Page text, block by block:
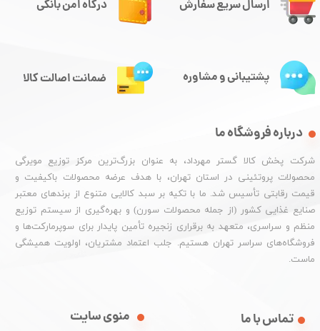
ارسال سریع سفارش
درباره فروشگاه ما
شرکت پخش کالا گستر مهرداد، به عنوان بزرگ‌ترین مرکز توزیع مویرگی
محصولات پروتئینی در استان تهران، با هدف عرضه محصولات باکیفیت و
قیمت رقابتی تأسیس شد. ما با تکیه بر سبد کالایی متنوع از برندهای معتبر
صنایع غذایی کشور (از جمله محصولات سورن) و بهره‌گیری از سیستم توزیع
منظم و سراسری، متعهد به برقراری زنجیره تأمین پایدار برای سوپرمارکت‌ها و
فروشگاه‌های سراسر تهران هستیم. جلب اعتماد مشتریان، اولویت همیشگی
ماست.
منوی سایت تماس با ما
درگاه امن بانکی
پشتیبانی و مشاوره ضمانت اصالت کالا